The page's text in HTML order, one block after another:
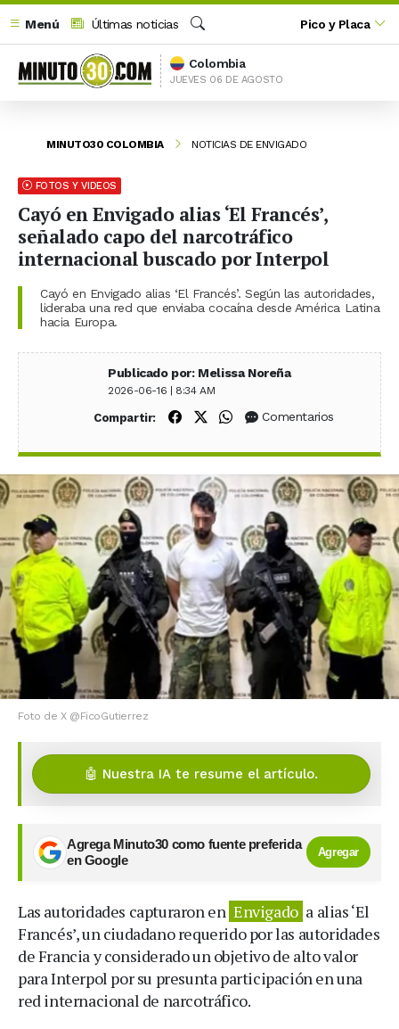
Menú
Últimas noticias
Buscar
Pico y Placa
Colombia
JUEVES 06 DE AGOSTO
MINUTO30 COLOMBIA NOTICIAS DE ENVIGADO
FOTOS Y VIDEOS
Cayó en Envigado alias ‘El Francés’,
señalado capo del narcotráfico
internacional buscado por Interpol
Cayó en Envigado alias ‘El Francés’. Según las autoridades,
lideraba una red que enviaba cocaína desde América Latina
hacia Europa.
Publicado por: Melissa Noreña
2026-06-16 | 8:34 AM
Compartir: Compartir en Facebook
Compartir en X (Twitter)
Compartir en WhatsApp
Comentarios
Foto de X @FicoGutierrez
🤖 Nuestra IA te resume el artículo.
Agrega Minuto30 como fuente preferida
en Google
Agregar
Las autoridades capturaron en Envigado a alias ‘El
Francés’, un ciudadano requerido por las autoridades
de Francia y considerado un objetivo de alto valor
para Interpol por su presunta participación en una
red internacional de narcotráfico.